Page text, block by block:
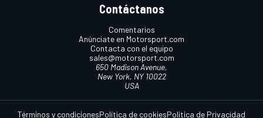
Contáctanos
Comentarios
Anúnciate en Motorsport.com
Contacta con el equipo
sales@motorsport.com
650 Madison Avenue,
New York, NY 10022
USA
Términos y condicionesPolítica de cookiesPolítica de Privacidad